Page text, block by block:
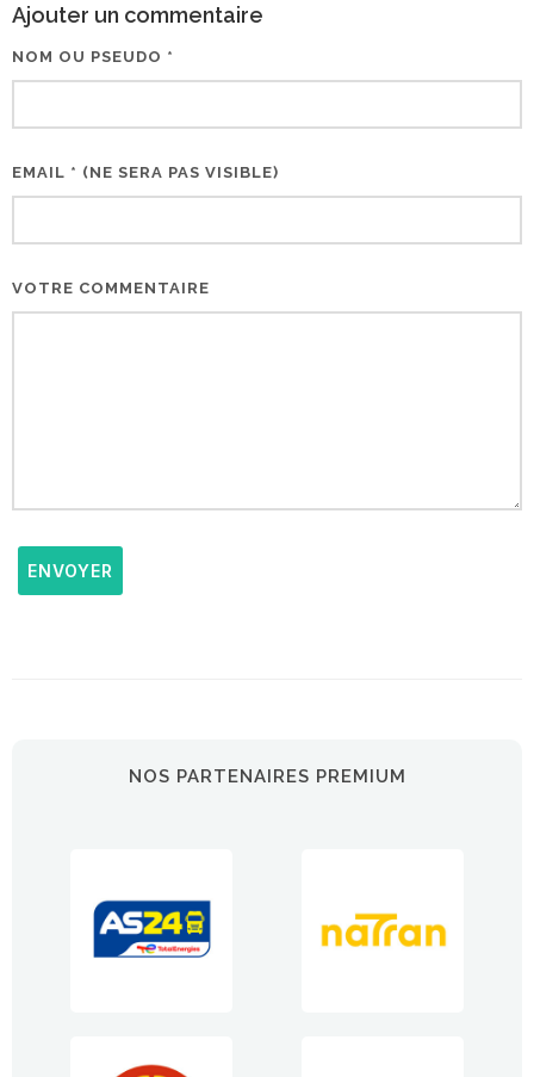
Ajouter un commentaire
NOM OU PSEUDO *
EMAIL * (NE SERA PAS VISIBLE)
VOTRE COMMENTAIRE
ENVOYER
NOS PARTENAIRES PREMIUM